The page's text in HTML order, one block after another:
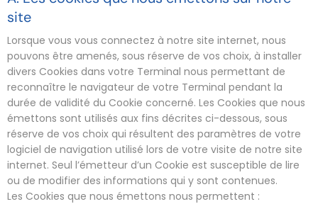
site
Lorsque vous vous connectez à notre site internet, nous
pouvons être amenés, sous réserve de vos choix, à installer
divers Cookies dans votre Terminal nous permettant de
reconnaître le navigateur de votre Terminal pendant la
durée de validité du Cookie concerné. Les Cookies que nous
émettons sont utilisés aux fins décrites ci-dessous, sous
réserve de vos choix qui résultent des paramètres de votre
logiciel de navigation utilisé lors de votre visite de notre site
internet. Seul l’émetteur d’un Cookie est susceptible de lire
ou de modifier des informations qui y sont contenues.
Les Cookies que nous émettons nous permettent :